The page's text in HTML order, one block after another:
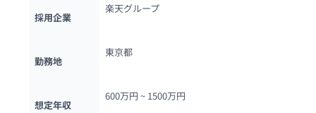
採用企業
楽天グループ
勤務地
東京都
想定年収
600万円 ~ 1500万円